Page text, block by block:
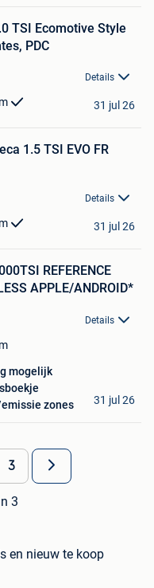
TSI Ecomotive Style
PDC
Details
31 jul 26
1.5 TSI EVO FR
Details
31 jul 26
REFERENCE
APPLE/ANDROID*
Details
mogelijk
zones
31 jul 26
3
3
en nieuw te koop